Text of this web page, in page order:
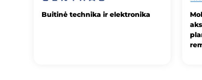
Buitinė technika ir elektronika